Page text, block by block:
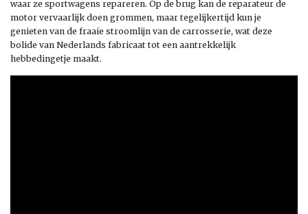
waar ze sportwagens repareren. Op de brug kan de reparateur de
motor vervaarlijk doen grommen, maar tegelijkertijd kun je
genieten van de fraaie stroomlijn van de carrosserie, wat deze
bolide van Nederlands fabricaat tot een aantrekkelijk
hebbedingetje maakt.